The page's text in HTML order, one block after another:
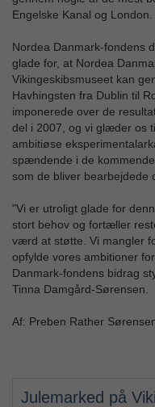
Engelske Kanal og London.
Nordea Danmark-fondens
glade for, at Nordea
Vikingeskibsmuseet kan
Havhingsten fra Dublin til
imponerede over de
del i 2007, og vi glæder os
ambitiøse
spændende i de
som de bliver bearbejdede
"Vi er utroligt glade for
stort behov og fortæller
værd at støtte. Vi mangler
opfylde vores ambitioner
Danmark-fondens bidrag
Tinna Damgård-Sørensen.
Af: Preben Rather
Julemarked på